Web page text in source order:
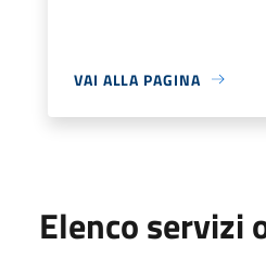
VAI ALLA PAGINA
Elenco servizi